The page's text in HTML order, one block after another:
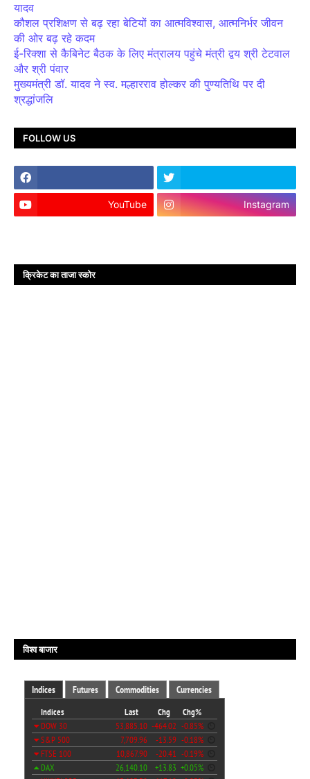
यादव
कौशल प्रशिक्षण से बढ़ रहा बेटियों का आत्मविश्वास, आत्मनिर्भर जीवन
की ओर बढ़ रहे कदम
ई-रिक्शा से कैबिनेट बैठक के लिए मंत्रालय पहुंचे मंत्री द्वय श्री टेटवाल
और श्री पंवार
मुख्यमंत्री डॉ. यादव ने स्व. मल्हारराव होल्कर की पुण्यतिथि पर दी
श्रद्धांजलि
FOLLOW US
YouTube Instagram
क्रिकेट का ताजा स्कोर
विश्व बाजार